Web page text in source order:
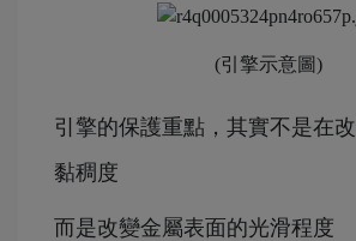
(引擎示意圖)
引擎的保護重點，其實不是在
黏稠度
而是改變金屬表面的光滑程度